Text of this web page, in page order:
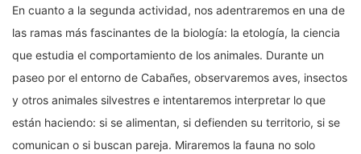
En cuanto a la segunda actividad, nos adentraremos en una de
las ramas más fascinantes de la biología: la etología, la ciencia
que estudia el comportamiento de los animales. Durante un
paseo por el entorno de Cabañes, observaremos aves, insectos
y otros animales silvestres e intentaremos interpretar lo que
están haciendo: si se alimentan, si defienden su territorio, si se
comunican o si buscan pareja. Miraremos la fauna no solo